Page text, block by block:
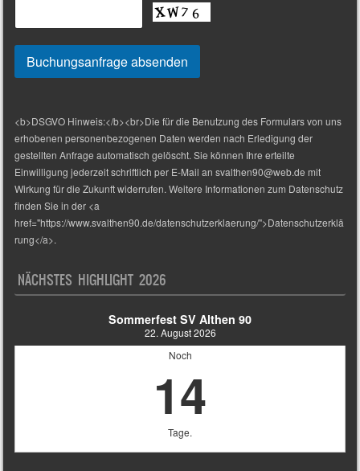
<b>DSGVO Hinweis:</b><br>Die für die Benutzung des Formulars von uns
erhobenen personenbezogenen Daten werden nach Erledigung der
gestellten Anfrage automatisch gelöscht. Sie können Ihre erteilte
Einwilligung jederzeit schriftlich per E-Mail an svalthen90@web.de mit
Wirkung für die Zukunft widerrufen. Weitere Informationen zum Datenschutz
finden Sie in der <a
href="https://www.svalthen90.de/datenschutzerklaerung/">Datenschutzerklä
rung</a>.
NÄCHSTES HIGHLIGHT 2026
Sommerfest SV Althen 90
22. August 2026
Noch
14
Tage.